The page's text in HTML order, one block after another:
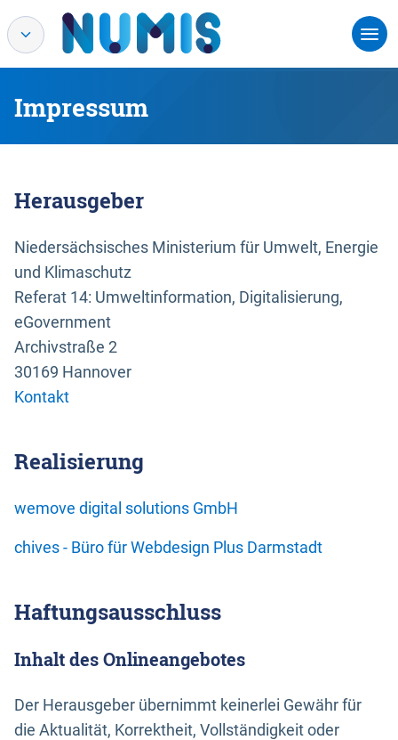
Impressum
Herausgeber
Niedersächsisches Ministerium für Umwelt, Energie
und Klimaschutz
Referat 14: Umweltinformation, Digitalisierung,
eGovernment
Archivstraße 2
30169 Hannover
Kontakt
Realisierung
wemove digital solutions GmbH
chives - Büro für Webdesign Plus Darmstadt
Haftungsausschluss
Inhalt des Onlineangebotes
Der Herausgeber übernimmt keinerlei Gewähr für
die Aktualität, Korrektheit, Vollständigkeit oder